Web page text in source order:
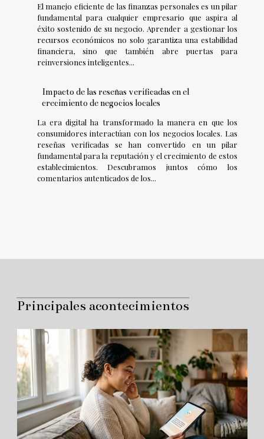
El manejo eficiente de las finanzas personales es un pilar
fundamental para cualquier empresario que aspira al
éxito sostenido de su negocio. Aprender a gestionar los
recursos económicos no solo garantiza una estabilidad
financiera, sino que también abre puertas para
reinversiones inteligentes...
Impacto de las reseñas verificadas en el
crecimiento de negocios locales
La era digital ha transformado la manera en que los
consumidores interactúan con los negocios locales. Las
reseñas verificadas se han convertido en un pilar
fundamental para la reputación y el crecimiento de estos
establecimientos. Descubramos juntos cómo los
comentarios autenticados de los...
Principales acontecimientos